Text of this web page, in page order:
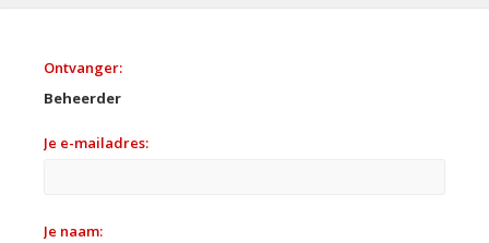
Ontvanger:
Beheerder
Je e-mailadres:
Je naam: